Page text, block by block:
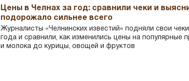
Цены в Челнах за год: сравнили чеки и
подорожало сильнее всего
Журналисты «Челнинских известий» подняли свои
года и сравнили, как изменились цены на популярные
и молока до курицы, овощей и фруктов